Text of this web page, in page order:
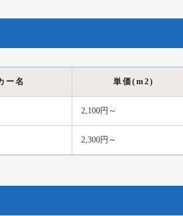
ー名 単価(m2)
2,100円～
2,300円～